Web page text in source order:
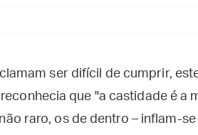
ser difícil de cumprir,
que "a castidade é a
raro, os de dentro – inflam-